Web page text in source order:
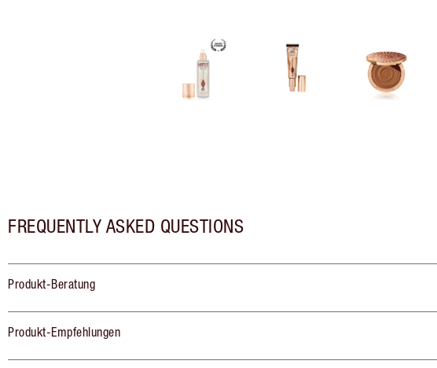
FREQUENTLY ASKED QUESTIONS
Produkt-Beratung
Produkt-Empfehlungen